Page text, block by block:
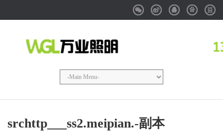
WeixinWeibo QQ Baidu
srchttp___ss2.meipian.-副本